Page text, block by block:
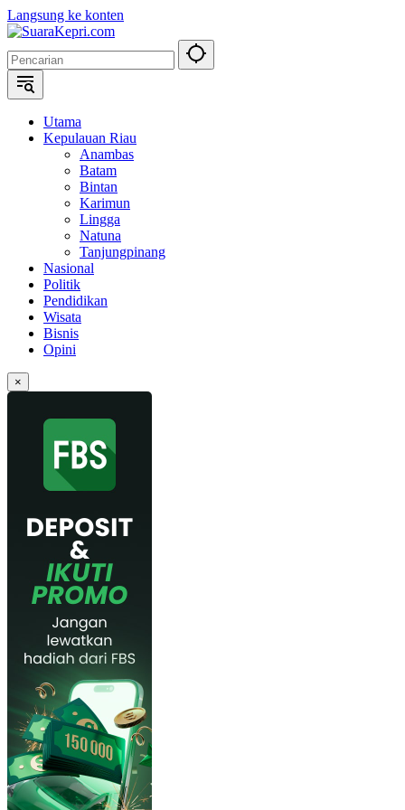
Langsung ke konten
Utama
Kepulauan Riau
Anambas
Batam
Bintan
Karimun
Lingga
Natuna
Tanjungpinang
Nasional
Politik
Pendidikan
Wisata
Bisnis
Opini
×